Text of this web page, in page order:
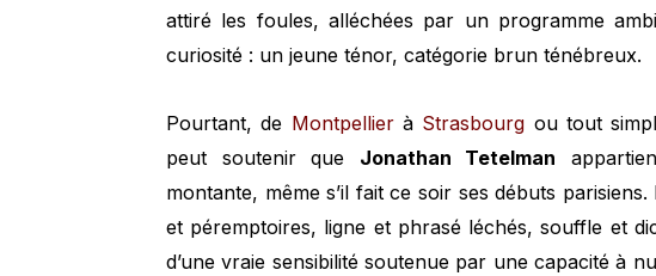
attiré les foules, alléchées par un programme
curiosité : un jeune ténor, catégorie brun ténébreux.
Pourtant, de Montpellierà Strasbourg ou tout
peut soutenir que Jonathan Tetelman
montante, même s’il fait ce soir ses débuts
et péremptoires, ligne et phrasé léchés, souffle et
d’une vraie sensibilité soutenue par une capacité à